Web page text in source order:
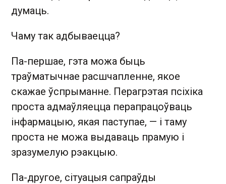
думаць.
Чаму так адбываецца?
Па-першае, гэта можа быць
траўматычнае расшчапленне, якое
скажае ўспрыманне. Перагрэтая псіхіка
проста адмаўляецца перапрацоўваць
інфармацыю, якая паступае, — і таму
проста не можа выдаваць прамую і
зразумелую рэакцыю.
Па-другое, сітуацыя сапраўды